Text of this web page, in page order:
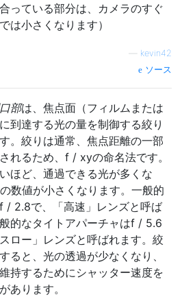
っている部分は、カメラのすぐ
は小さくなります）
kevin42
ソース
部は、焦点面（フィルムまたは
到達する光の量を制御する絞り
。絞りは通常、焦点距離の一部
れるため、f / xyの命名法です。
ほど、通過できる光が多くな
数値が小さくなります。一般的
/ 2.8で、「高速」レンズと呼ば
的なタイトアパーチャはf / 5.6
ロー」レンズと呼ばれます。絞
ると、光の透過が少なくなり、
持するためにシャッター速度を
あります。